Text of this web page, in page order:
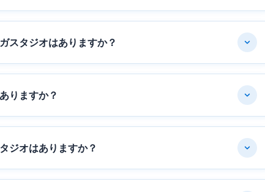
スタジオはありますか？
りますか？
ジオはありますか？